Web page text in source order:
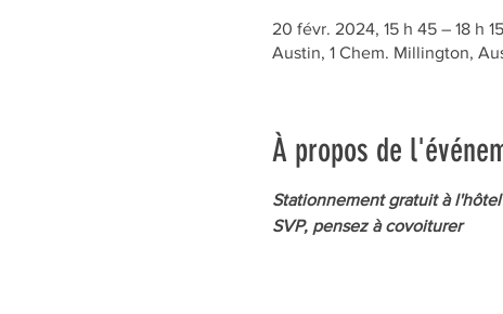
20 févr. 2024, 15 h 45 – 18 h 15
Austin, 1 Chem. Millington,
À propos de
Stationnement gratuit à
SVP, pensez à covoiturer